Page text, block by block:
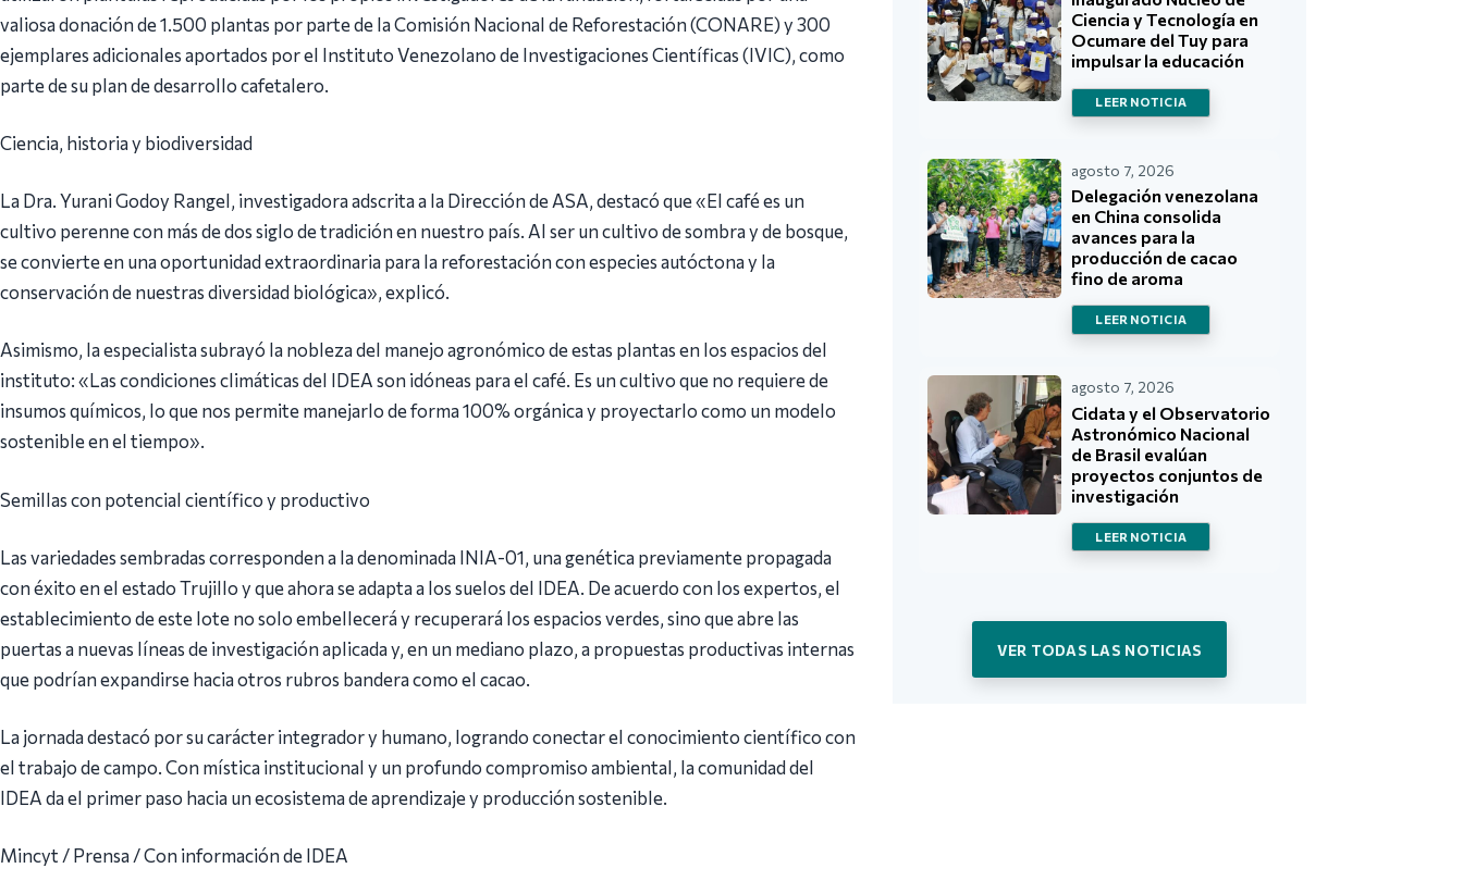
valiosa donación de 1.500 plantas por parte de la Comisión Nacional de Reforestación (CONARE) y 300
ejemplares adicionales aportados por el Instituto Venezolano de Investigaciones Científicas (IVIC), como
parte de su plan de desarrollo cafetalero.
Ciencia, historia y biodiversidad
La Dra. Yurani Godoy Rangel, investigadora adscrita a la Dirección de ASA, destacó que «El café es un
cultivo perenne con más de dos siglo de tradición en nuestro país. Al ser un cultivo de sombra y de bosque,
se convierte en una oportunidad extraordinaria para la reforestación con especies autóctona y la
conservación de nuestras diversidad biológica», explicó.
Asimismo, la especialista subrayó la nobleza del manejo agronómico de estas plantas en los espacios del
instituto: «Las condiciones climáticas del IDEA son idóneas para el café. Es un cultivo que no requiere de
insumos químicos, lo que nos permite manejarlo de forma 100% orgánica y proyectarlo como un modelo
sostenible en el tiempo».
Semillas con potencial científico y productivo
Las variedades sembradas corresponden a la denominada INIA-01, una genética previamente propagada
con éxito en el estado Trujillo y que ahora se adapta a los suelos del IDEA. De acuerdo con los expertos, el
establecimiento de este lote no solo embellecerá y recuperará los espacios verdes, sino que abre las
puertas a nuevas líneas de investigación aplicada y, en un mediano plazo, a propuestas productivas internas
que podrían expandirse hacia otros rubros bandera como el cacao.
La jornada destacó por su carácter integrador y humano, logrando conectar el conocimiento científico con
el trabajo de campo. Con mística institucional y un profundo compromiso ambiental, la comunidad del
IDEA da el primer paso hacia un ecosistema de aprendizaje y producción sostenible.
Mincyt / Prensa / Con información de IDEA
Ciencia y Tecnología en
Ocumare del Tuy para
impulsar la educación
LEER NOTICIA
agosto 7, 2026
Delegación venezolana
en China consolida
avances para la
producción de cacao
fino de aroma
LEER NOTICIA
agosto 7, 2026
Cidata y el Observatorio
Astronómico Nacional
de Brasil evalúan
proyectos conjuntos de
investigación
LEER NOTICIA
VER TODAS LAS NOTICIAS